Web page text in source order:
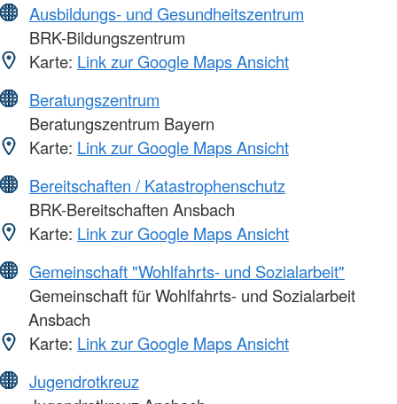
Ausbildungs- und Gesundheitszentrum
BRK-Bildungszentrum
Karte: Link zur Google Maps Ansicht
Beratungszentrum
Beratungszentrum Bayern
Karte: Link zur Google Maps Ansicht
Bereitschaften / Katastrophenschutz
BRK-Bereitschaften Ansbach
Karte: Link zur Google Maps Ansicht
Gemeinschaft "Wohlfahrts- und Sozialarbeit"
Gemeinschaft für Wohlfahrts- und Sozialarbeit
Ansbach
Karte: Link zur Google Maps Ansicht
Jugendrotkreuz